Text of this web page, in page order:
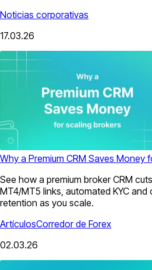
Noticias corporativas
17.03.26
Why a Premium CRM Saves Money
See how a premium broker CRM
MT4/MT5 links, automated KYC
retention as you scale.
ArtículosCorredor de Forex
02.03.26